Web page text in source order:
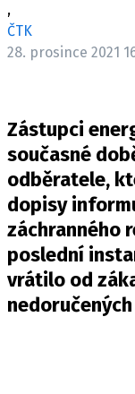
INCORP
,
ČTK
28. prosince 2021
Zástupci
současné
odběratele,
dopisy
záchranného
poslední
vrátilo od